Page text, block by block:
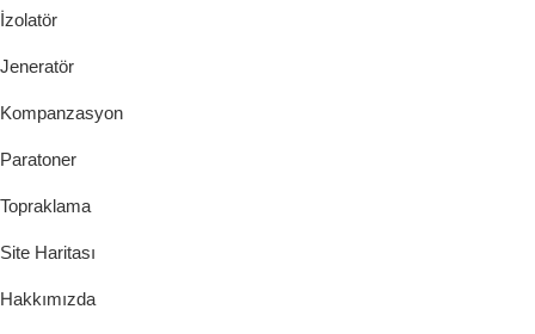
İzolatör
Jeneratör
Kompanzasyon
Paratoner
Topraklama
Site Haritası
Hakkımızda